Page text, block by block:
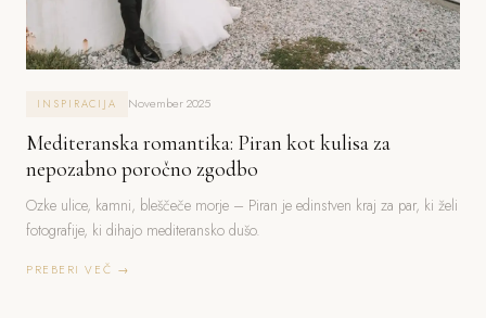
INSPIRACIJA November 2025
Mediteranska romantika: Piran kot kulisa za
nepozabno poročno zgodbo
Ozke ulice, kamni, bleščeče morje – Piran je edinstven kraj za par, ki želi
fotografije, ki dihajo mediteransko dušo.
PREBERI VEČ →